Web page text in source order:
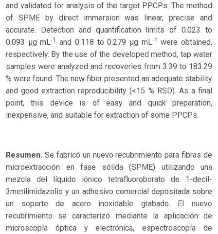
and validated for analysis of the target PPCPs. The method
of SPME by direct immersion was linear, precise and
accurate. Detection and quantification limits of 0.023 to
0.093 μg mL-1 and 0.118 to 0.279 μg mL-1 were obtained,
respectively. By the use of the developed method, tap water
samples were analyzed and recoveries from 3.39 to 183.29
% were found. The new fiber presented an adequate stability
and good extraction reproducibility (<15 % RSD). As a final
point, this device is of easy and quick preparation,
inexpensive, and suitable for extraction of some PPCPs.
Resumen. Se fabricó un nuevo recubrimiento para fibras de
microextracción en fase sólida (SPME) utilizando una
mezcla del líquido iónico tetrafluoroborato de 1-decil-
3metilimidazolio y un adhesivo comercial depositada sobre
un soporte de acero inoxidable grabado. El nuevo
recubrimiento se caracterizó mediante la aplicación de
microscopía óptica y electrónica, espectroscopía de